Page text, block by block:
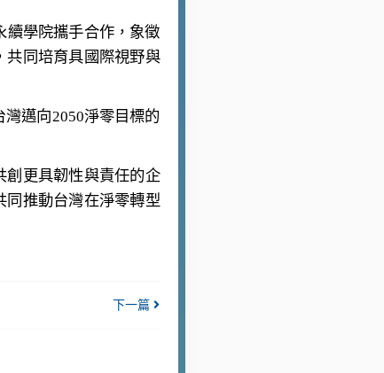
續學院攜手合作，象徵
共同培育具國際視野與
邁向2050淨零目標的
創更具韌性與責任的企
同推動台灣在淨零轉型
下一篇